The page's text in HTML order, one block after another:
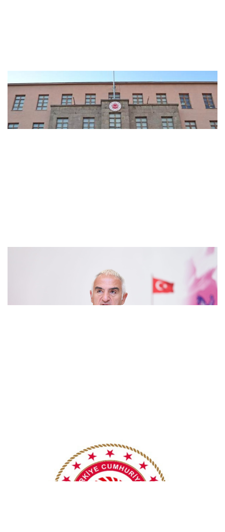
MSB: Somali Komandoları Manisa’da
Komando Temel Eğitimi'ni tamamladı
Bakan Ersoy: Türkiye’nin hikâyesini birlikte
Vali Canbolat, Ayaş’ta yatırımları ve
çalışmaları inceledi